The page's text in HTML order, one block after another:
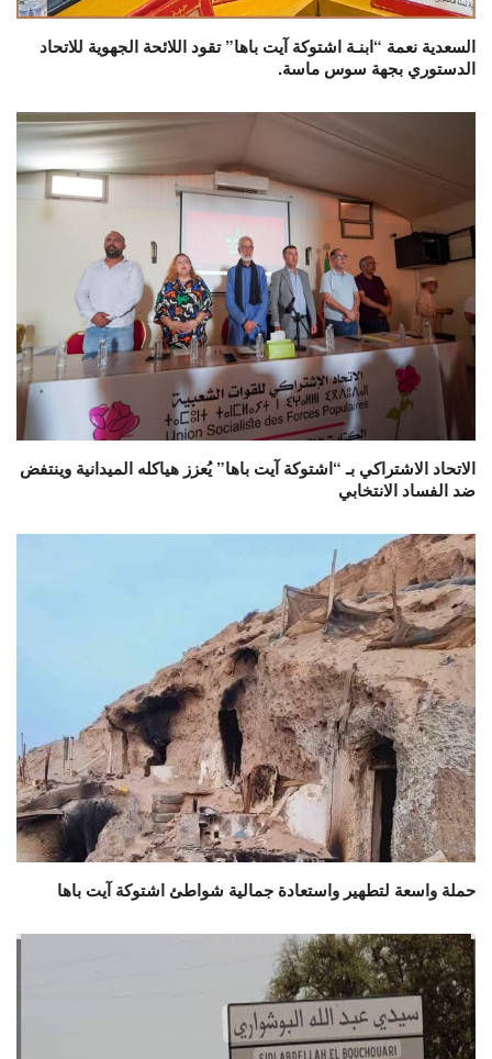
السعدية نعمة “ابنـة اشتوكة آيت باها” تقود اللائحة الجهوية للاتحاد
الدستوري بجهة سوس ماسة.
الاتحاد الاشتراكي بـ “اشتوكة آيت باها” يُعزز هياكله الميدانية وينتفض
ضد الفساد الانتخابي
حملة واسعة لتطهير واستعادة جمالية شواطئ اشتوكة آيت باها